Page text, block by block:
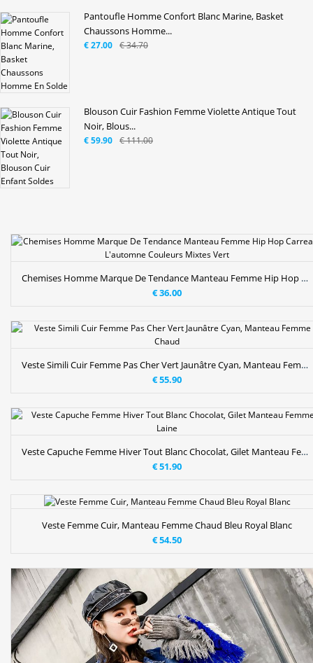
Pantoufle Homme Confort Blanc Marine, Basket
Chaussons Homme...
€ 34.70
€ 27.00
Blouson Cuir Fashion Femme Violette Antique Tout
Noir, Blous...
€ 111.00
€ 59.90
Chemises Homme Marque De Tendance Manteau Femme Hip Hop Carreaux L'automne Couleurs Mixtes Vert
€ 36.00
Veste Simili Cuir Femme Pas Cher Vert Jaunâtre Cyan, Manteau Femme Chaud
€ 55.90
Veste Capuche Femme Hiver Tout Blanc Chocolat, Gilet Manteau Femme Laine
€ 51.90
Veste Femme Cuir, Manteau Femme Chaud Bleu Royal Blanc
€ 54.50